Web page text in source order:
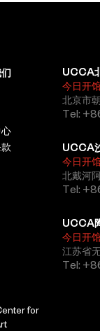
UCCA
今日开
北京市
Tel:
UCCA
今日开
北戴河
Tel:
UCCA
今日开
江苏省
Tel:
for